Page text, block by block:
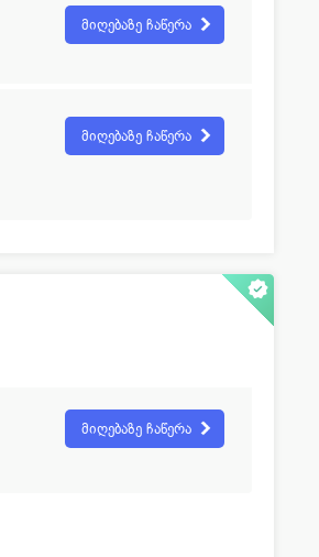
მიღებაზე ჩაწერა
მიღებაზე ჩაწერა
მიღებაზე ჩაწერა